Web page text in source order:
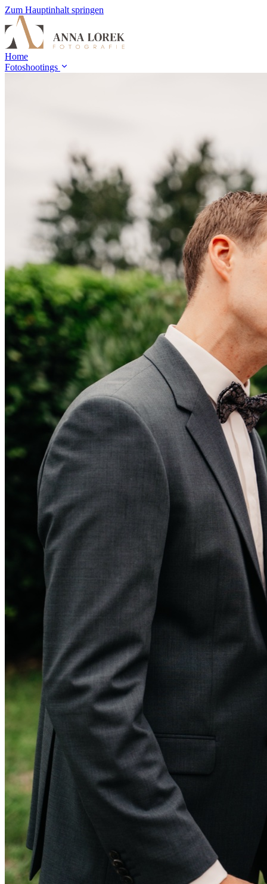
Zum Hauptinhalt springen
Home
Fotoshootings